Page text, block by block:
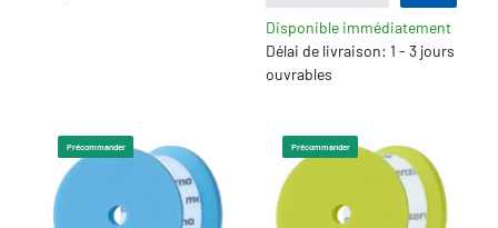
Disponible immédiatement
Délai de livraison: 1 - 3 jours
ouvrables
Précommander Précommander